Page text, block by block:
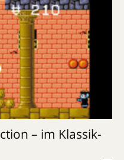
– im Klassik-